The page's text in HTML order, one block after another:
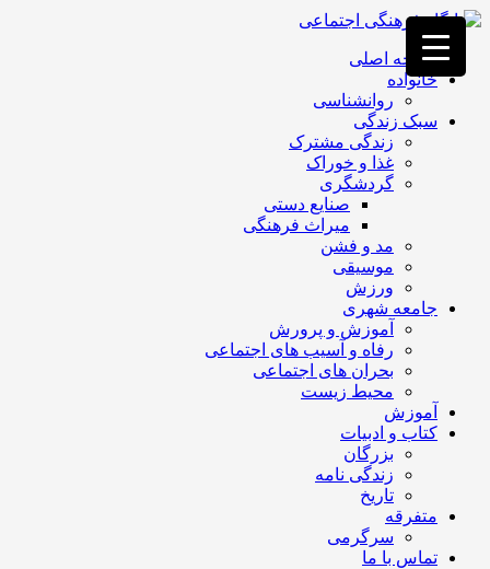
فصد
خون
غرب
تهران
خشکشویی
تصفیه
تهران
صفحه اصلی
خانواده
روانشناسی
سبک زندگی
زندگی مشترک
غذا و خوراک
گردشگری
صنایع دستی
میراث فرهنگی
مد و فشن
موسیقی
ورزش
جامعه شهری
آموزش و پرورش
رفاه و آسیب های اجتماعی
بحران های اجتماعی
محیط زیست
آموزش
کتاب و ادبیات
بزرگان
زندگی نامه
تاریخ
متفرقه
سرگرمی
تماس با ما